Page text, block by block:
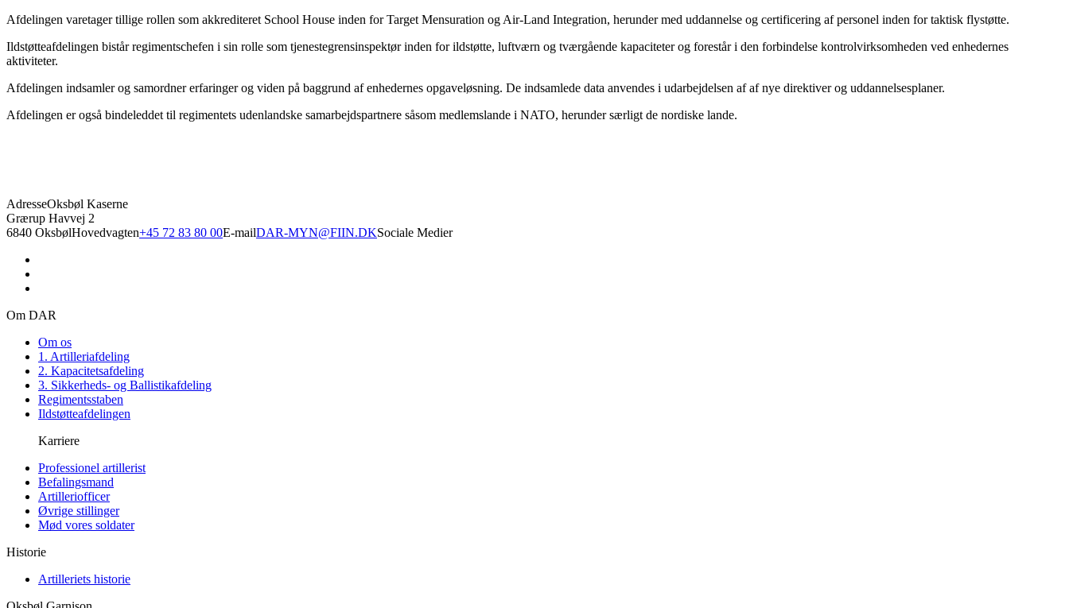
Afdelingen varetager tillige rollen som akkrediteret School House inden for Target Mensuration og Air-Land Integration, herunder med uddannelse og certificering af personel inden for taktisk flystøtte.
Ildstøtteafdelingen bistår regimentschefen i sin rolle som tjenestegrensinspektør inden for ildstøtte, luftværn og tværgående kapaciteter og forestår i den forbindelse kontrolvirksomheden ved enhedernes
aktiviteter.
Afdelingen indsamler og samordner erfaringer og viden på baggrund af enhedernes opgaveløsning. De indsamlede data anvendes i udarbejdelsen af af nye direktiver og uddannelsesplaner.
Afdelingen er også bindeleddet til regimentets udenlandske samarbejdspartnere såsom medlemslande i NATO, herunder særligt de nordiske lande.
AdresseOksbøl Kaserne
Grærup Havvej 2
6840 OksbølHovedvagten+45 72 83 80 00E-mailDAR-MYN@FIIN.DKSociale Medier
Om DAR
Om os
1. Artilleriafdeling
2. Kapacitetsafdeling
3. Sikkerheds- og Ballistikafdeling
Regimentsstaben
Ildstøtteafdelingen
Karriere
Professionel artillerist
Befalingsmand
Artilleriofficer
Øvrige stillinger
Mød vores soldater
Historie
Artilleriets historie